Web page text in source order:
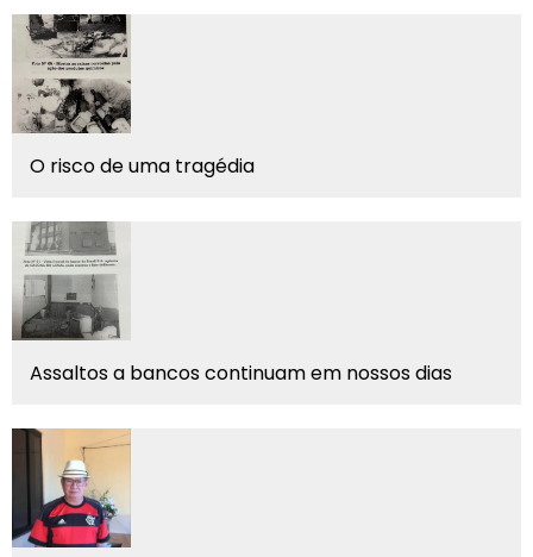
O risco de uma tragédia
Assaltos a bancos continuam em nossos dias